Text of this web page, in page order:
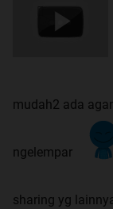
mudah2 ada
ngelempar
sharing yg